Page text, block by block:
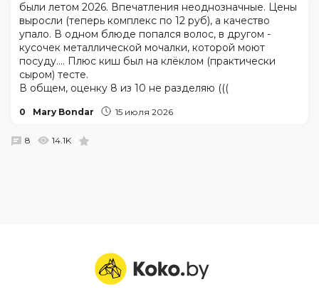
были летом 2026. Впечатления неоднозначные. Цены
выросли (теперь комплекс по 12 руб), а качество
упало. В одном блюде попался волос, в другом -
кусочек металлической мочалки, которой моют
посуду.... Плюс киш был на клёклом (практически
сыром) тесте.
В общем, оценку 8 из 10 не разделяю (((
0 Mary Bondar 15 июля 2026
8 14.1K